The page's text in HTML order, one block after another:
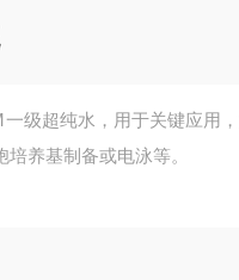
级超纯水，用于关键应用
养基制备或电泳等。